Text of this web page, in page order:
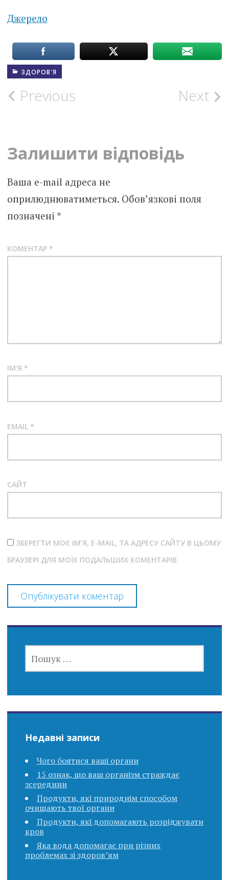
Джерело
ЗДОРОВ'Я
Post
Previous Next
Залишити відповідь
Ваша e-mail адреса не
оприлюднюватиметься. Обов’язкові поля
позначені *
КОМЕНТАР *
ІМ'Я *
EMAIL *
САЙТ
ЗБЕРЕГТИ МОЄ ІМ'Я, E-MAIL, ТА АДРЕСУ САЙТУ В ЦЬОМУ
БРАУЗЕРІ ДЛЯ МОЇХ ПОДАЛЬШИХ КОМЕНТАРІВ.
Недавні записи
Чого боятися ваші органи
15 ознак, що ваш організм страждає
зсередини
Продукти, які природнім способом
очищають твої органи
Продукти, які допомагають розріджувати
кров
Яка вода допомагає при різних
проблемах зі здоров’ям